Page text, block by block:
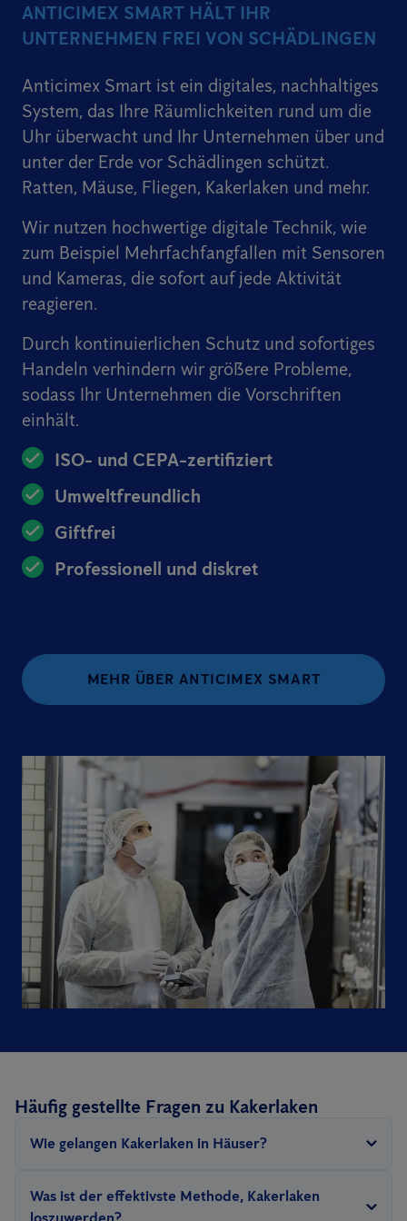
ANTICIMEX SMART HÄLT IHR
UNTERNEHMEN FREI VON SCHÄDLINGEN
Anticimex Smart ist ein digitales, nachhaltiges
System, das Ihre Räumlichkeiten rund um die
Uhr überwacht und Ihr Unternehmen über und
unter der Erde vor Schädlingen schützt.
Ratten, Mäuse, Fliegen, Kakerlaken und mehr.
Wir nutzen hochwertige digitale Technik, wie
zum Beispiel Mehrfachfangfallen mit Sensoren
und Kameras, die sofort auf jede Aktivität
reagieren.
Durch kontinuierlichen Schutz und sofortiges
Handeln verhindern wir größere Probleme,
sodass Ihr Unternehmen die Vorschriften
einhält.
ISO- und CEPA-zertifiziert
Umweltfreundlich
Giftfrei
Professionell und diskret
MEHR ÜBER ANTICIMEX SMART
Häufig gestellte Fragen zu Kakerlaken
Wie gelangen Kakerlaken in Häuser?
und Türen und sogar auf Kleidung oder in Taschen in Häuser
Was ist der effektivste Methode, Kakerlaken